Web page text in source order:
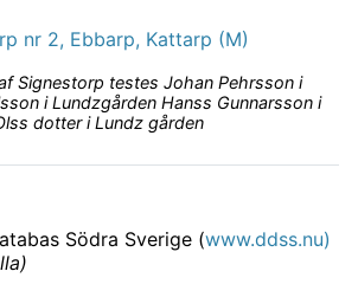
nr 2, Ebbarp, Kattarp (M)
Signestorp testes Johan Pehrsson i
i Lundzgården Hanss Gunnarsson i
dotter i Lundz gården
Södra Sverige (www.ddss.nu)
)